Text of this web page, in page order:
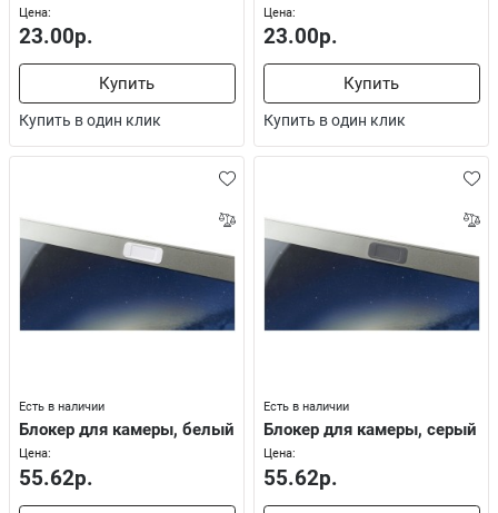
Цена:
23.00р.
Купить
Купить в один клик
Цена:
23.00р.
Купить
Купить в один клик
Есть в наличии
Блокер для камеры, белый
Цена:
55.62р.
Есть в наличии
Блокер для камеры, серый
Цена:
55.62р.